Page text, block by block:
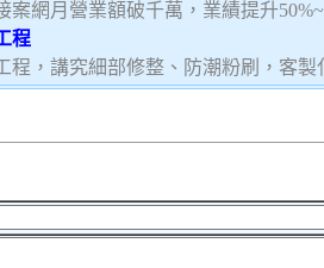
案網月營業額破千萬，業績提升
程
程，講究細部修整、防潮粉刷，客